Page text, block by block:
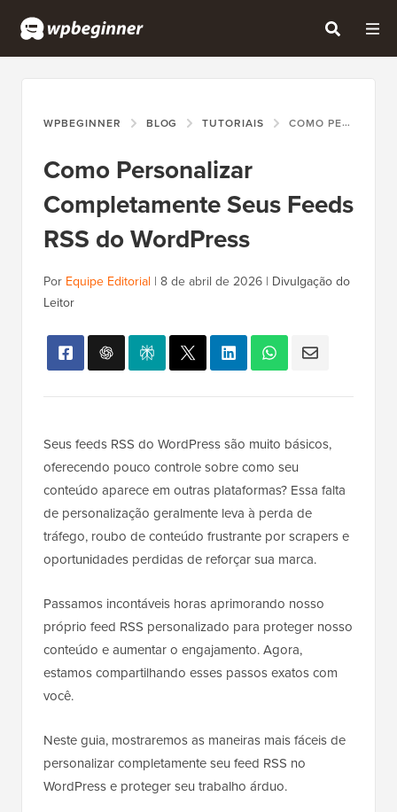
WPBEGINNER BLOG TUTORIAIS COMO PERSONALIZAR COMPLETAMENTE SEUS FEEDS RSS DO WORDPRESS
Como Personalizar
Completamente Seus Feeds
RSS do WordPress
Por Equipe Editorial | 8 de abril de 2026 | Divulgação do
Leitor
Seus feeds RSS do WordPress são muito básicos,
oferecendo pouco controle sobre como seu
conteúdo aparece em outras plataformas? Essa falta
de personalização geralmente leva à perda de
tráfego, roubo de conteúdo frustrante por scrapers e
oportunidades perdidas de reforçar sua marca.
Passamos incontáveis horas aprimorando nosso
próprio feed RSS personalizado para proteger nosso
conteúdo e aumentar o engajamento. Agora,
estamos compartilhando esses passos exatos com
você.
Neste guia, mostraremos as maneiras mais fáceis de
personalizar completamente seu feed RSS no
WordPress e proteger seu trabalho árduo.